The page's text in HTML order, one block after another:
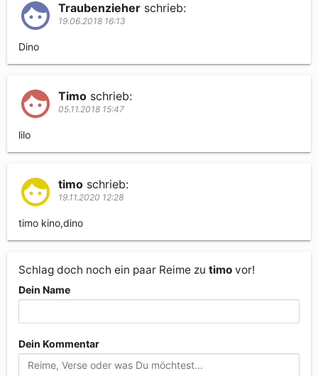
Traubenzieher schrieb:
19.06.2018 16:13
Timo schrieb:
05.11.2018 15:47
lilo
timo schrieb:
19.11.2020 12:28
timo kino,dino
Schlag doch noch ein paar Reime zu timo vor!
Dein Name
Dein Kommentar